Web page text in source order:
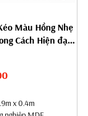
Màu Hồng Nhẹ
Cách Hiện đại
x 0.4m